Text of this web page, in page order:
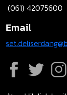
(061) 42075600
Email